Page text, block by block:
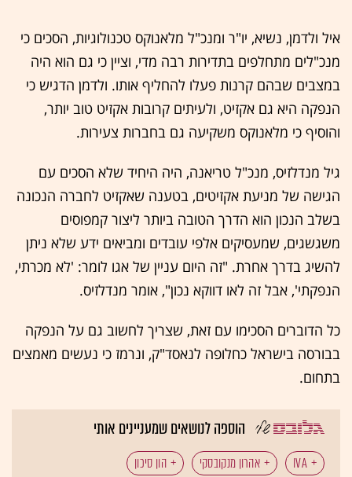
איל ולדמן, נשיא, יו"ר ומנכ"ל מלאנוקס טכנולוגיות, הסכים כי
מנכ"לים מתחלפים בתדירות רבה מדי, וציין כי גם הוא היה
במצבים שבהם קרנות פעלו להחליף אותו. ולדמן הדגיש כי
הנפקה היא גם אקזיט, ולעיתים קרובות אקזיט טוב יותר,
והוסיף כי מלאנוקס משקיעה גם בחברות צעירות.
גיל מנדלזיס, מנכ"ל טריאנה, היה היחיד שלא הסכים עם
הגישה של מניעת אקזיטים, בטענה שאקזיט לחברה הנכונה
בשלב הנכון הוא הדרך הטובה ביותר ליצור קמפוסים
משגשגים, שמעסיקים אלפי עובדים ומביאים ידע שלא ניתן
להשיג בדרך אחרת. "זה היום עניין של אגו לומר: 'לא מכרתי,
הנפקתי', אבל זה לאו דווקא נכון", אומר מנדלזיס.
כל הדוברים הסכימו עם זאת, שצריך לחשוב גם על הנפקה
בבורסה בישראל כחלופה לנאסד"ק, ונרמז כי נעשים מאמצים
בתחום.
הוספה לנושאים שמעניינים אותי
IVA אהרון מנקובסקי הון סיכון